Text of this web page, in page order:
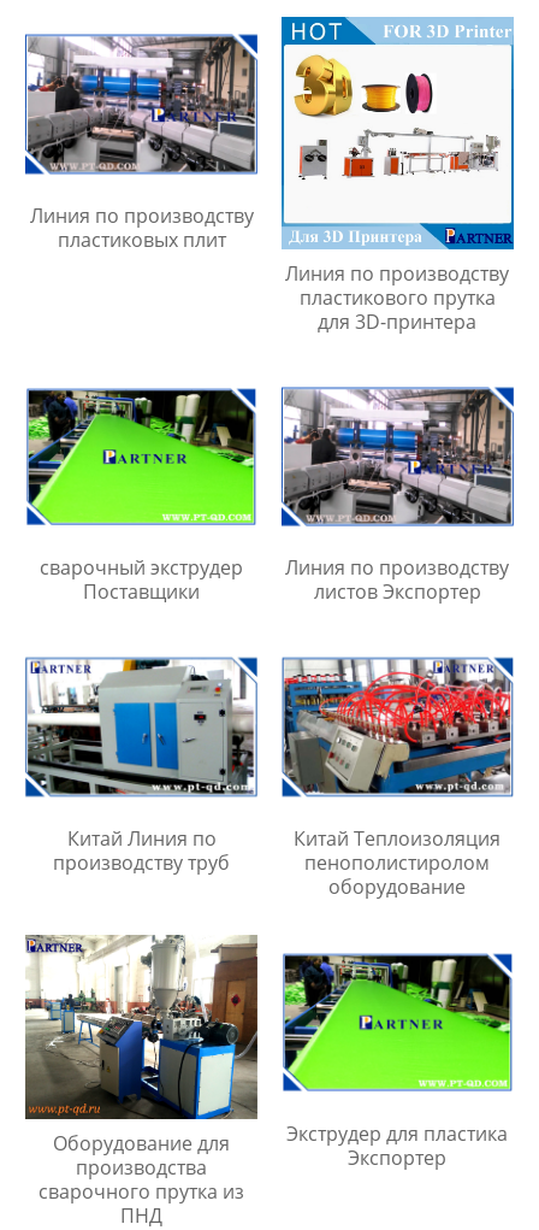
Линия по производству
пластиковых плит
Линия по производству
пластикового прутка
для 3D-принтера
сварочный экструдер
Поставщики
Линия по производству
листов Экспортер
Китай Линия по
производству труб
Китай Теплоизоляция
пенополистиролом
оборудование
Оборудование для
производства
сварочного прутка из
ПНД
Экструдер для пластика
Экспортер